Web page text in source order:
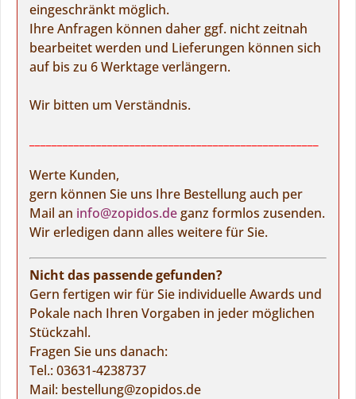
eingeschränkt möglich.
Ihre Anfragen können daher ggf. nicht zeitnah
bearbeitet werden und Lieferungen können sich
auf bis zu 6 Werktage verlängern.
Wir bitten um Verständnis.
Werte Kunden,
gern können Sie uns Ihre Bestellung auch per
Mail an info@zopidos.deganz formlos zusenden.
Wir erledigen dann alles weitere für Sie.
Nicht das passende gefunden?
Gern fertigen wir für Sie individuelle Awards und
Pokale nach Ihren Vorgaben in jeder möglichen
Stückzahl.
Fragen Sie uns danach:
Tel.:03631-4238737
Mail: bestellung@zopidos.de